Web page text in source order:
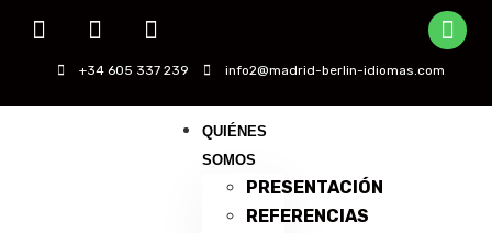
+34 605 337 239 info2@madrid-berlin-idiomas.com
QUIÉNES
SOMOS
PRESENTACIÓN
REFERENCIAS